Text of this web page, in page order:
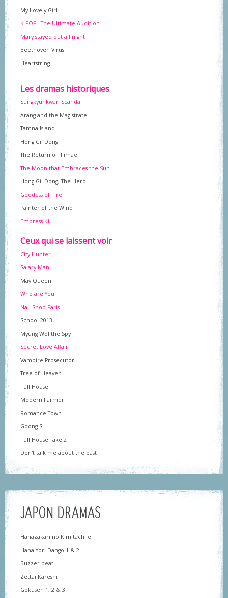
My Lovely Girl
K-POP - The Ultimate Audition
Mary stayed out all night
Beethoven Virus
Heartstring
Les dramas historiques
Sungkyunkwan Scandal
Arang and the Magistrate
Tamna Island
Hong Gil Dong
The Return of Iljimae
The Moon that Embraces the Sun
Hong Gil Dong, The Hero
Goddess of Fire
Painter of the Wind
Empress Ki
Ceux qui se laissent voir
City Hunter
Salary Man
May Queen
Who are You
Nail Shop Paris
School 2013
Myung Wol the Spy
Secret Love Affair
Vampire Prosecutor
Tree of Heaven
Full House
Modern Farmer
Romance Town
Goong S
Full House Take 2
Don't talk me about the past
JAPON DRAMAS
Hanazakari no Kimitachi e
Hana Yori Dango 1 & 2
Buzzer beat
Zettai Kareshi
Gokusen 1, 2 & 3